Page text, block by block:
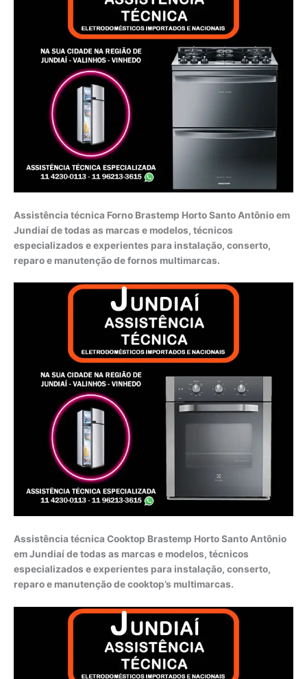
Assistência técnica Forno Brastemp Horto Santo Antônio em
Jundiaí de todas as marcas e modelos, técnicos
especializados e experientes para instalação, conserto,
reparo e manutenção de fornos multimarcas.
Assistência técnica Cooktop Brastemp Horto Santo Antônio
em Jundiaí de todas as marcas e modelos, técnicos
especializados e experientes para instalação, conserto,
reparo e manutenção de cooktop’s multimarcas.